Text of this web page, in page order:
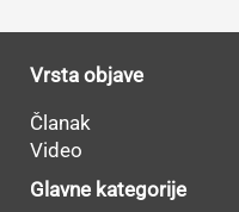
Vrsta objave
Članak
Video
Glavne kategorije